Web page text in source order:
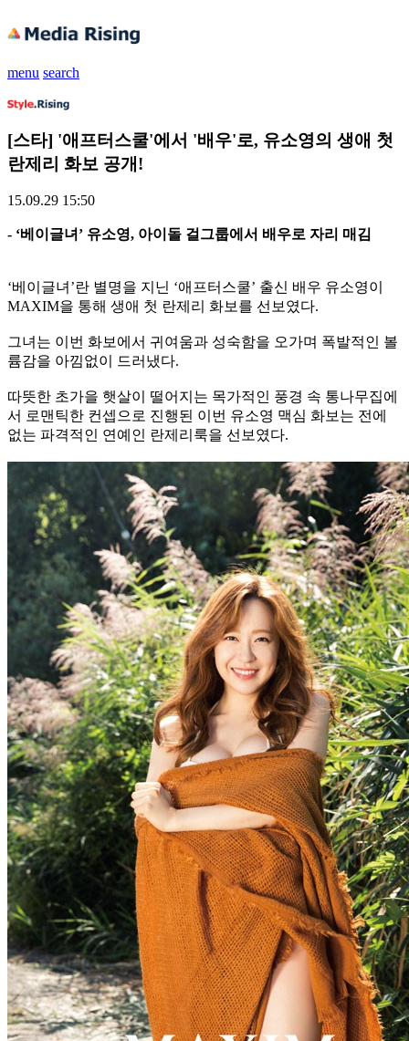
menu search
[스타] '애프터스쿨'에서 '배우'로, 유소영의 생애 첫
란제리 화보 공개!
15.09.29 15:50
- ‘베이글녀’ 유소영, 아이돌 걸그룹에서 배우로 자리 매김
‘베이글녀’란 별명을 지닌 ‘애프터스쿨’ 출신 배우 유소영이
MAXIM을 통해 생애 첫 란제리 화보를 선보였다.
그녀는 이번 화보에서 귀여움과 성숙함을 오가며 폭발적인 볼
륨감을 아낌없이 드러냈다.
따뜻한 초가을 햇살이 떨어지는 목가적인 풍경 속 통나무집에
서 로맨틱한 컨셉으로 진행된 이번 유소영 맥심 화보는 전에
없는 파격적인 연예인 란제리룩을 선보였다.